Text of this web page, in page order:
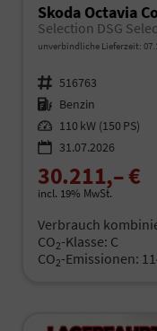
Skoda Octavia
Selection DSG
unverbindliche Lieferzeit:
Fahrzeugnr. 516763
Kraftstoff Benzin
Leistung 110 kW (150 PS)
31.07.2026
30.211,– €
incl. 19% MwSt.
Verbrauch
CO2-Klasse: C
CO2-Emissionen: